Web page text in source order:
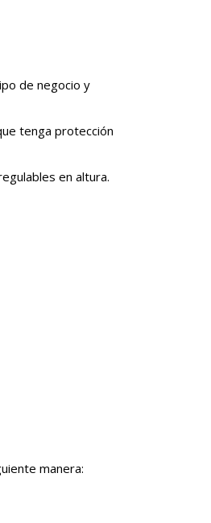
de negocio y
tenga protección
en altura.
manera: